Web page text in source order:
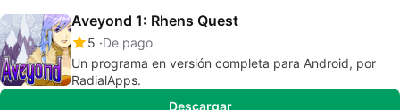
Aveyond 1: Rhens Quest
5 De pago
Un programa en versión completa para Android, por
RadialApps.
Descargar